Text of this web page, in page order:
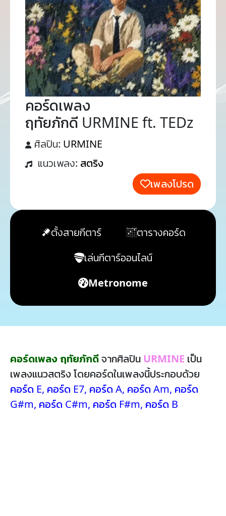
คอร์ดเพลง
ฤทัยภักดี URMINE ft. TEDz
ศิลปิน: URMINE
แนวเพลง: สตริง
เพลงโปรด
ตั้งสายกีตาร์
ตารางคอร์ด
เล่นกีตาร์ออนไลน์
Metronome
คอร์ดเพลง ฤทัยภักดีจากศิลปิน URMINE เป็น
เพลงแนวสตริง โดยคอร์ดในเพลงนี้ประกอบด้วย
คอร์ด E, คอร์ด E7, คอร์ด A, คอร์ด Am, คอร์ด
G#m, คอร์ด C#m, คอร์ด F#m, คอร์ด B